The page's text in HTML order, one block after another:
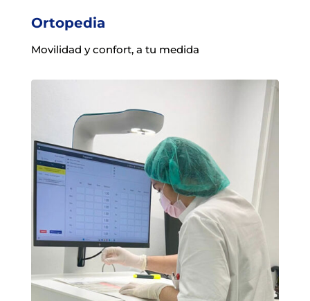
Ortopedia
Movilidad y confort, a tu medida